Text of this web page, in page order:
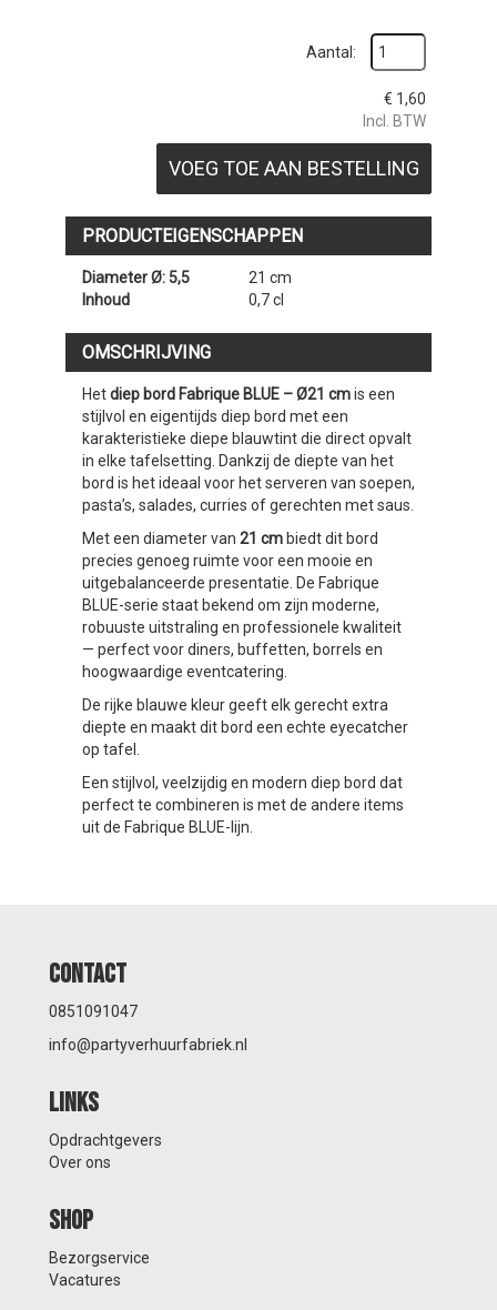
Aantal:
€ 1,60
Incl. BTW
VOEG TOE AAN BESTELLING
PRODUCTEIGENSCHAPPEN
Diameter Ø: 5,5
21 cm
Inhoud
0,7 cl
OMSCHRIJVING
Hetdiep bord Fabrique BLUE – Ø21 cmis een
stijlvol en eigentijds diep bord met een
karakteristieke diepe blauwtint die direct opvalt
in elke tafelsetting. Dankzij de diepte van het
bord is het ideaal voor het serveren van soepen,
pasta’s, salades, curries of gerechten met saus.
Met een diameter van 21 cmbiedt dit bord
precies genoeg ruimte voor een mooie en
uitgebalanceerde presentatie. De Fabrique
BLUE-serie staat bekend om zijn moderne,
robuuste uitstraling en professionele kwaliteit
— perfect voor diners, buffetten, borrels en
hoogwaardige eventcatering.
De rijke blauwe kleur geeft elk gerecht extra
diepte en maakt dit bord een echte eyecatcher
op tafel.
Een stijlvol, veelzijdig en modern diep bord dat
perfect te combineren is met de andere items
uit de Fabrique BLUE-lijn.
Contact
0851091047
info@partyverhuurfabriek.nl
Links
Opdrachtgevers
Over ons
Shop
Bezorgservice
Vacatures